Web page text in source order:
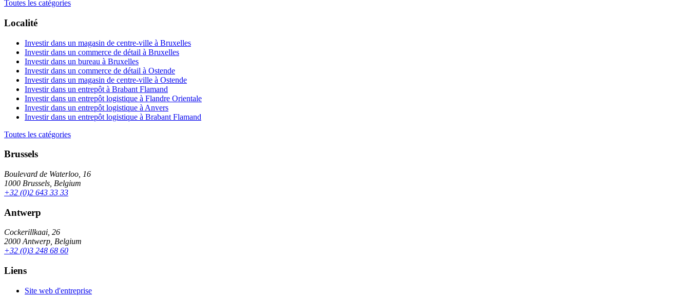
Toutes les catégories
Localité
Investir dans un magasin de centre-ville à Bruxelles
Investir dans un commerce de détail à Bruxelles
Investir dans un bureau à Bruxelles
Investir dans un commerce de détail à Ostende
Investir dans un magasin de centre-ville à Ostende
Investir dans un entrepôt à Brabant Flamand
Investir dans un entrepôt logistique à Flandre Orientale
Investir dans un entrepôt logistique à Anvers
Investir dans un entrepôt logistique à Brabant Flamand
Toutes les catégories
Brussels
Boulevard de Waterloo, 16
1000 Brussels, Belgium
+32 (0)2 643 33 33
Antwerp
Cockerillkaai, 26
2000 Antwerp, Belgium
+32 (0)3 248 68 60
Liens
Site web d'entreprise